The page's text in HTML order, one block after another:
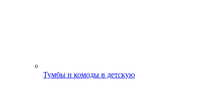
Тумбы и комоды в детскую